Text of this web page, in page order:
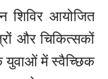
शिविर आयोजित
और चिकित्सकों
युवाओं में स्वैच्छिक